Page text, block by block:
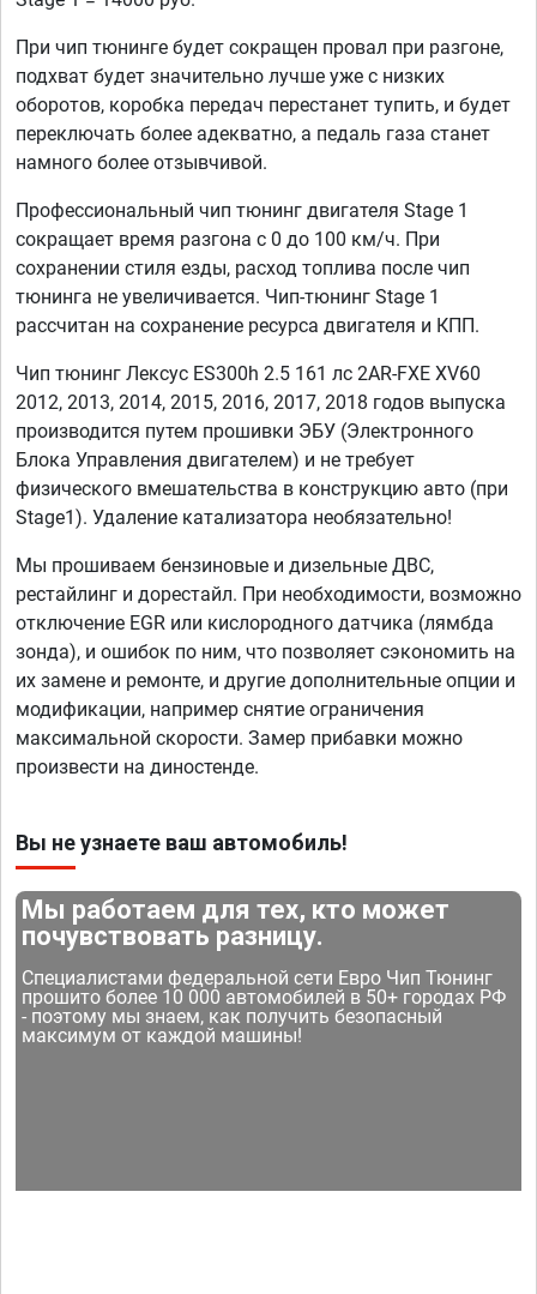
При чип тюнинге будет сокращен провал при разгоне,
подхват будет значительно лучше уже с низких
оборотов, коробка передач перестанет тупить, и будет
переключать более адекватно, а педаль газа станет
намного более отзывчивой.
Профессиональный чип тюнинг двигателя Stage 1
сокращает время разгона с 0 до 100 км/ч. При
сохранении стиля езды, расход топлива после чип
тюнинга не увеличивается. Чип-тюнинг Stage 1
рассчитан на сохранение ресурса двигателя и КПП.
Чип тюнинг Лексус ES300h 2.5 161 лс 2AR-FXE XV60
2012, 2013, 2014, 2015, 2016, 2017, 2018 годов выпуска
производится путем прошивки ЭБУ (Электронного
Блока Управления двигателем) и не требует
физического вмешательства в конструкцию авто (при
Stage1). Удаление катализатора необязательно!
Мы прошиваем бензиновые и дизельные ДВС,
рестайлинг и дорестайл. При необходимости, возможно
отключение EGR или кислородного датчика (лямбда
зонда), и ошибок по ним, что позволяет сэкономить на
их замене и ремонте, и другие дополнительные опции и
модификации, например снятие ограничения
максимальной скорости. Замер прибавки можно
произвести на диностенде.
Вы не узнаете ваш автомобиль!
Мы работаем для тех, кто может
почувствовать разницу.
Специалистами федеральной сети Евро Чип Тюнинг
прошито более 10 000 автомобилей в 50+ городах РФ
- поэтому мы знаем, как получить безопасный
максимум от каждой машины!